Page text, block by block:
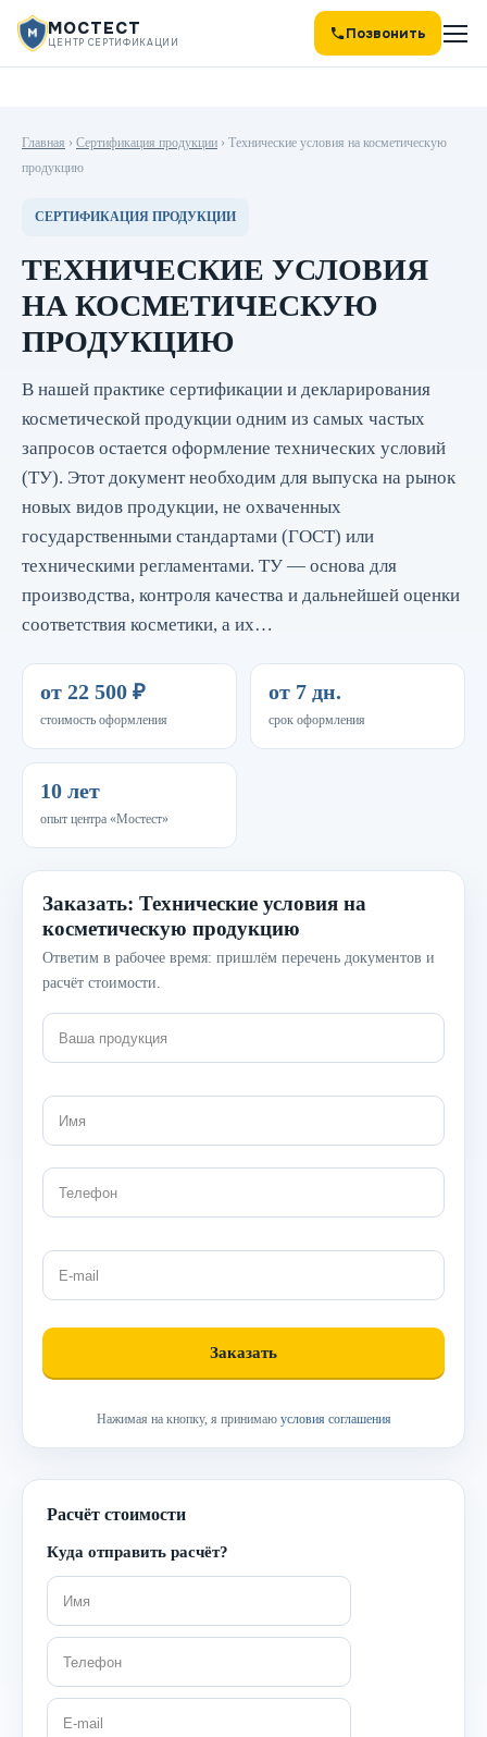
МОСТЕСТ
ЦЕНТР СЕРТИФИКАЦИИ Позвонить
Главная › Сертификация продукции › Технические условия на косметическую
продукцию
СЕРТИФИКАЦИЯ ПРОДУКЦИИ
ТЕХНИЧЕСКИЕ УСЛОВИЯ
НА КОСМЕТИЧЕСКУЮ
ПРОДУКЦИЮ
В нашей практике сертификации и декларирования
косметической продукции одним из самых частых
запросов остается оформление технических условий
(ТУ). Этот документ необходим для выпуска на рынок
новых видов продукции, не охваченных
государственными стандартами (ГОСТ) или
техническими регламентами. ТУ — основа для
производства, контроля качества и дальнейшей оценки
соответствия косметики, а их…
от 22 500 ₽
стоимость оформления
от 7 дн.
срок оформления
10 лет
опыт центра «Мостест»
Заказать: Технические условия на
косметическую продукцию
Ответим в рабочее время: пришлём перечень документов и
расчёт стоимости.
Нажимая на кнопку, я принимаю условия соглашения
Расчёт стоимости
Куда отправить расчёт?